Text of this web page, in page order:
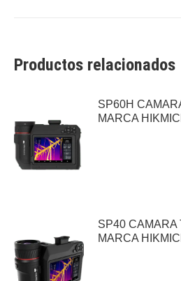
Productos relacionados
SP60H
MARCA
SP40 CAMARA
MARCA